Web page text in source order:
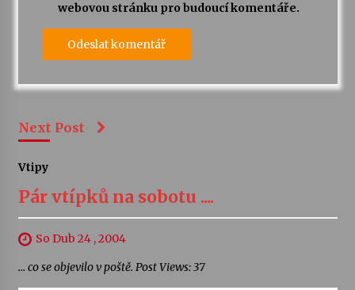
webovou stránku pro budoucí komentáře.
Next Post
Vtipy
Pár vtípků na sobotu ....
So Dub 24 , 2004
… co se objevilo v poště. Post Views: 37